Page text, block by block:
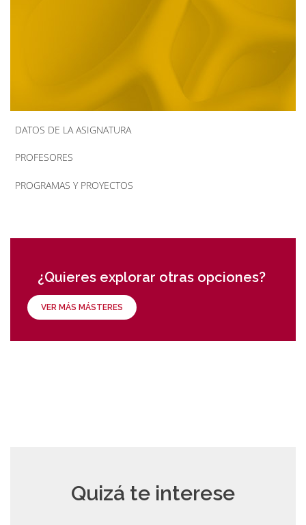
DATOS DE LA ASIGNATURA
PROFESORES
PROGRAMAS Y PROYECTOS
¿Quieres explorar otras opciones?
VER MÁS MÁSTERES
Quizá te interese